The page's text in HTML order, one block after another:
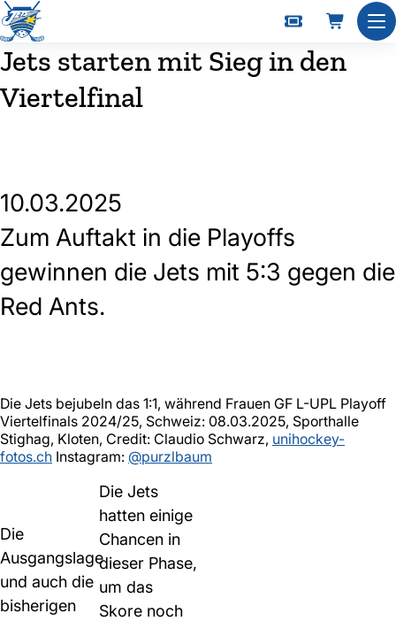
Jets starten mit Sieg in den
Viertelfinal
10.03.2025
Zum Auftakt in die Playoffs
gewinnen die Jets mit 5:3 gegen die
Red Ants.
Die Jets bejubeln das 1:1, während Frauen GF L-UPL Playoff
Viertelfinals 2024/25, Schweiz: 08.03.2025, Sporthalle
Stighag, Kloten, Credit: Claudio Schwarz, unihockey-
fotos.ch Instagram: @purzlbaum
Die
Ausgangslage
und auch die
bisherigen
Die Jets
hatten einige
Chancen in
dieser Phase,
um das
Skore noch